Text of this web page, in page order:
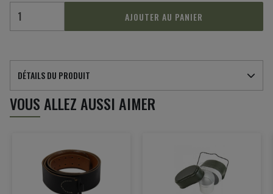
AJOUTER AU PANIER
DÉTAILS DU PRODUIT
VOUS ALLEZ AUSSI AIMER